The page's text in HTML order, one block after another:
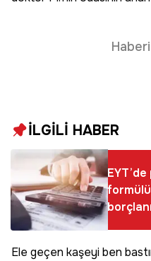
İLGİLİ HABER
Ele geçen kaşeyi ben